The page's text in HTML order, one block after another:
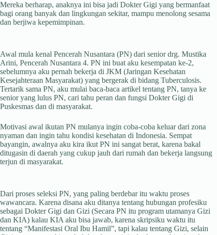
Mereka berharap, anaknya ini bisa jadi Dokter Gigi yang bermanfaat
bagi orang banyak dan lingkungan sekitar, mampu menolong sesama
dan berjiwa kepemimpinan.
Awal mula kenal Pencerah Nusantara (PN) dari senior drg. Mustika
Arini, Pencerah Nusantara 4. PN ini buat aku kesempatan ke-2,
sebelumnya aku pernah bekerja di JKM (Jaringan Kesehatan
Kesejahteraan Masyarakat) yang bergerak di bidang Tuberculosis.
Tertarik sama PN, aku mulai baca-baca artikel tentang PN, tanya ke
senior yang lulus PN, cari tahu peran dan fungsi Dokter Gigi di
Puskesmas dan di masyarakat.
Motivasi awal ikutan PN mulanya ingin coba-coba keluar dari zona
nyaman dan ingin tahu kondisi kesehatan di Indonesia. Sempat
bayangin, awalnya aku kira ikut PN ini sangat berat, karena bakal
ditugasin di daerah yang cukup jauh dari rumah dan bekerja langsung
terjun di masyarakat.
Dari proses seleksi PN, yang paling berdebar itu waktu proses
wawancara. Karena disana aku ditanya tentang hubungan profesiku
sebagai Dokter Gigi dan Gizi (Secara PN itu program utamanya Gizi
dan KIA) kalau KIA aku bisa jawab, karena skripsiku waktu itu
tentang “Manifestasi Oral Ibu Hamil”, tapi kalau tentang Gizi, selain